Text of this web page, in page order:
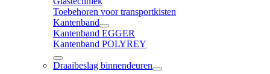
Toebehoren voor transportkisten
Kantenband
Kantenband EGGER
Kantenband POLYREY
Draaibeslag binnendeuren